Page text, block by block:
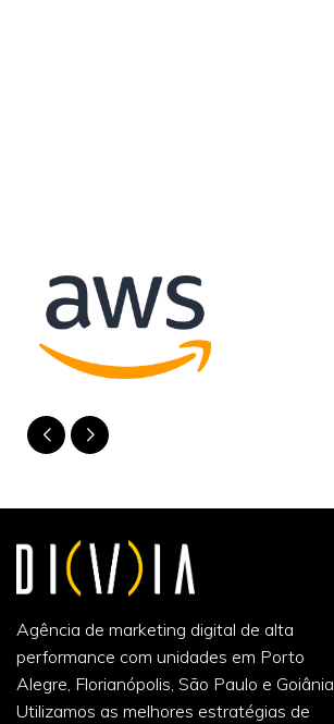
Agência de marketing digital de alta
performance com unidades em Porto
Alegre, Florianópolis, São Paulo e
Utilizamos as melhores estratégias de